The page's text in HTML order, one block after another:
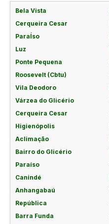
Bela Vista
Cerqueira Cesar
ParaÍso
Luz
Ponte Pequena
Roosevelt (Cbtu)
Vila Deodoro
Várzea do Glicério
Cerqueira Cesar
Higienópolis
Aclimação
Bairro do Glicério
Paraíso
Canindé
Anhangabaú
República
Barra Funda